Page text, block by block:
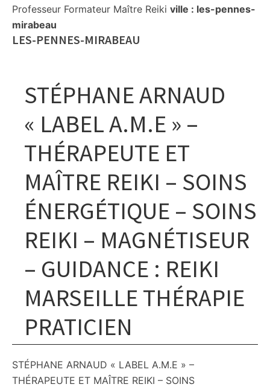
Professeur Formateur Maître Reiki ville : les-pennes-
mirabeau
LES-PENNES-MIRABEAU
STÉPHANE ARNAUD
« LABEL A.M.E » –
THÉRAPEUTE ET
MAÎTRE REIKI – SOINS
ÉNERGÉTIQUE – SOINS
REIKI – MAGNÉTISEUR
– GUIDANCE : REIKI
MARSEILLE THÉRAPIE
PRATICIEN
STÉPHANE ARNAUD « LABEL A.M.E » –
THÉRAPEUTE ET MAÎTRE REIKI – SOINS